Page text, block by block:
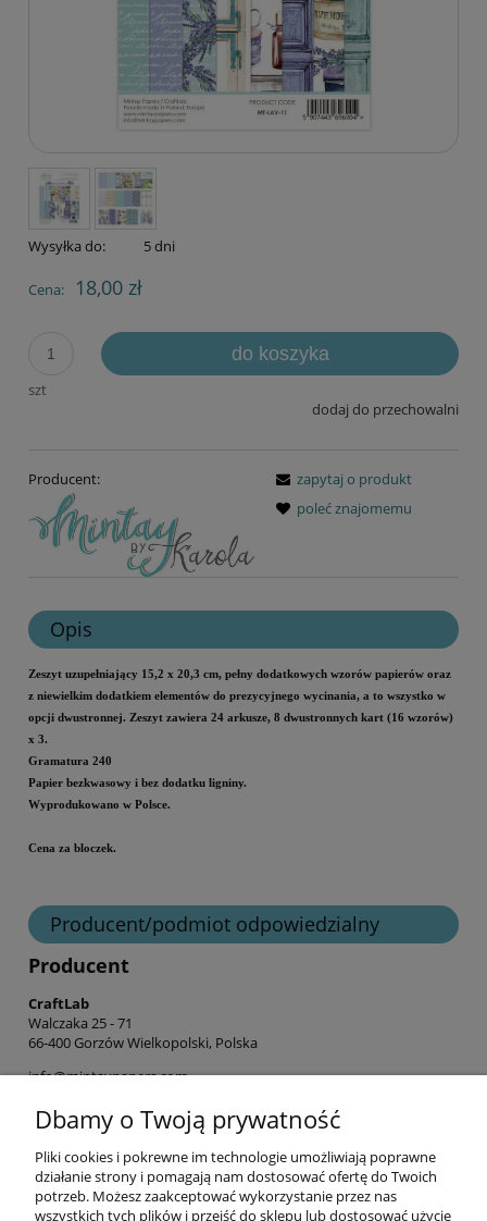
Wysyłka do: 5 dni
Cena: 18,00 zł
szt
do koszyka
dodaj do przechowalni
Producent:
zapytaj o produkt
poleć znajomemu
Opis
Zeszyt uzupełniający 15,2 x 20,3 cm, pełny dodatkowych wzorów papierów oraz
z niewielkim dodatkiem elementów do prezycyjnego wycinania, a to wszystko w
opcji dwustronnej. Zeszyt zawiera 24 arkusze, 8 dwustronnych kart (16 wzorów)
x 3.
Gramatura 240
Papier bezkwasowy i bez dodatku ligniny.
Wyprodukowano w Polsce.
Cena za bloczek.
Producent/podmiot odpowiedzialny
Producent
CraftLab
Walczaka 25 - 71
66-400 Gorzów Wielkopolski, Polska
info@mintaypapers.com
Informacje
Dbamy o Twoją prywatność
Pliki cookies i pokrewne im technologie umożliwiają poprawne
działanie strony i pomagają nam dostosować ofertę do Twoich
potrzeb. Możesz zaakceptować wykorzystanie przez nas
wszystkich tych plików i przejść do sklepu lub dostosować użycie